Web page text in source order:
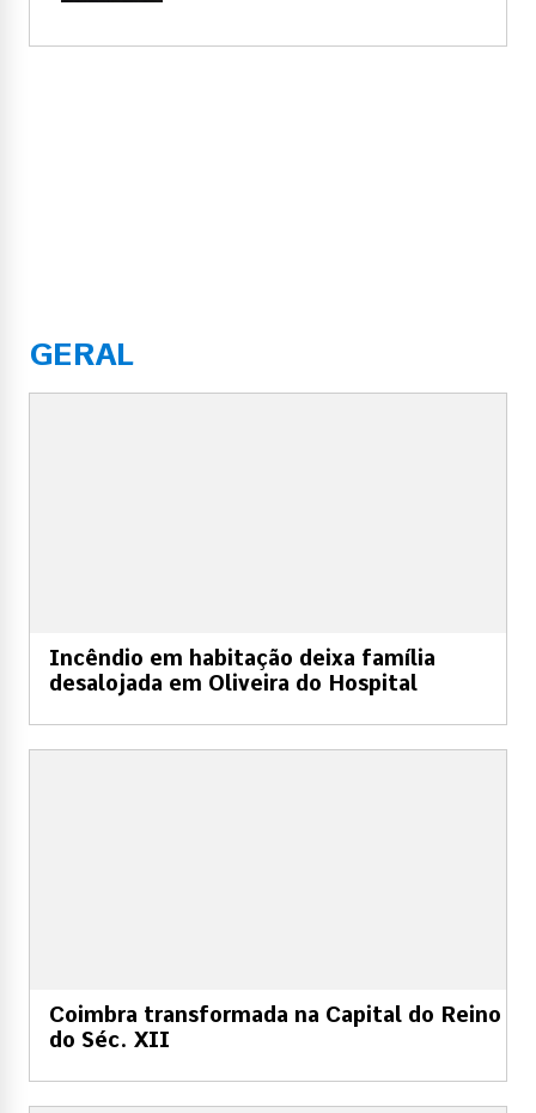
GERAL
Incêndio em habitação deixa família
desalojada em Oliveira do Hospital
Coimbra transformada na Capital do Reino
do Séc. XII